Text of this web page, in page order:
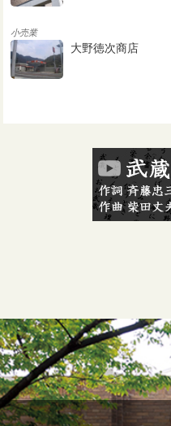
小売業
大野徳次商店